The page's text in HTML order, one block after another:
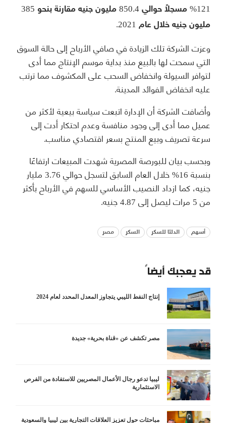
121% مسجلاً حوالي 850.4 مليون جنيه مقارنة بنحو 385
مليون جنيه خلال عام 2021.
وعزت الشركة تلك الزيادة في صافي الأرباح إلى حالة السوق
التي سمحت لها بالبيع منذ بداية موسم الإنتاج مما أدى
لتوافر السيولة وانخفاض السحب على المكشوف مما ترتب
عليه انخفاض الفوائد المدينة.
وأضافت الشركة أن الإدارة اتبعت سياسة بيعية لأكثر من
عميل مما أدى إلى وجود منافسة وعدم احتكار أدت إلى
سرعة تصريف وبيع المنتج بسعر اقتصادي مناسب.
وبحسب بيان للبورصة المصرية شهدت المبيعات ارتفاعًا
بنسبة 16% خلال العام السابق لتسجل حوالي 3.76 مليار
جنيه، كما ازداد النصيب الأساسي للسهم في الأرباح بأكثر
من 5 مرات ليصل إلى 4.87 جنيه.
أسهم الدلتا للسكر السكر مصر
قد يعجبك أيضاً
إنتاج النفط الليبي يتجاوز المعدل المحدد لعام 2024
مصر تكشف عن «قناة بحرية» جديدة
ليبيا تدعو رجال الأعمال المصريين للاستفادة من الفرص
الاستثمارية
مباحثات حول تعزيز العلاقات التجارية بين ليبيا والسعودية